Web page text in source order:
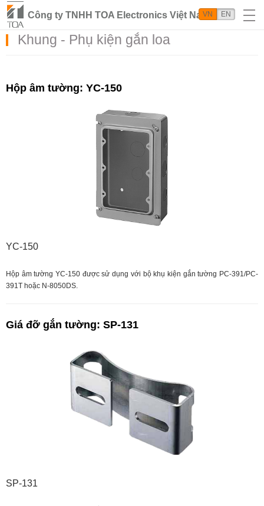
Công ty TNHH TOA Electronics Việt Nam
VN EN
Khung - Phụ kiện gắn loa
Hộp âm tường: YC-150
YC-150
Hộp âm tường YC-150 được sử dụng với bộ khụ kiện gắn tường PC-391/PC-
391T hoặc N-8050DS.
Giá đỡ gắn tường: SP-131
SP-131